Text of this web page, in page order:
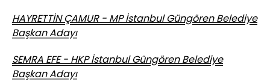
HAYRETTİN ÇAMUR - MP İstanbul Güngören Belediye
Başkan Adayı
SEMRA EFE - HKP İstanbul Güngören Belediye
Başkan Adayı